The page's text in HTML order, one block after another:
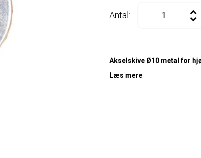
Antal:
Akselskive Ø10 metal for
Læs mere